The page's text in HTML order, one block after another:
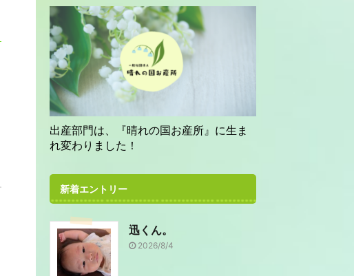
出産部門は、『晴れの国お産所』に生ま
れ変わりました！
新着エントリー
迅くん。
2026/8/4